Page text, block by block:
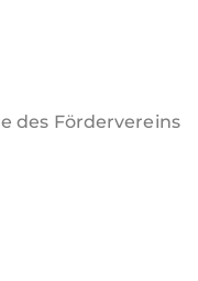
des Fördervereins